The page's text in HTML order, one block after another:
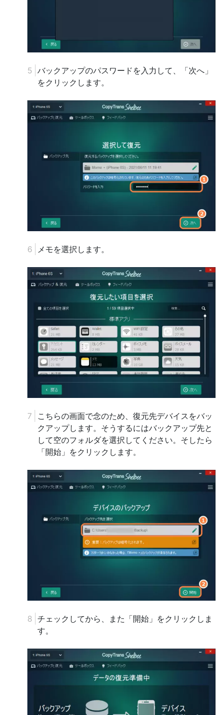
バックアップのパスワードを入力して、「次へ」
をクリックします。
メモを選択します。
こちらの画面で念のため、復元先デバイスをバッ
クアップします。そうするにはバックアップ先と
して空のフォルダを選択してください。そしたら
「開始」をクリックします。
チェックしてから、また「開始」をクリックしま
す。